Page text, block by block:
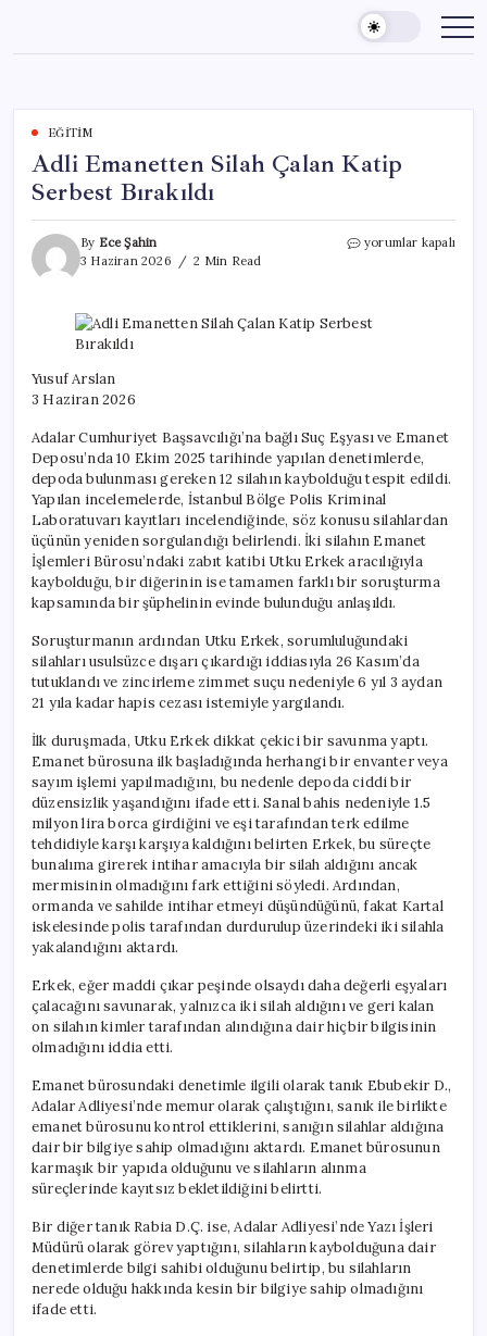
content
EĞITIM
Adli Emanetten Silah Çalan Katip
Serbest Bırakıldı
By Ece Şahin
3 Haziran 2026
2 Min Read
Adli
Katip
Serbest
yorumlar kapalı
Yusuf Arslan
3 Haziran 2026
Adalar Cumhuriyet Başsavcılığı’na bağlı Suç Eşyası ve Emanet
Deposu’nda 10 Ekim 2025 tarihinde yapılan denetimlerde,
depoda bulunması gereken 12 silahın kaybolduğu tespit edildi.
Yapılan incelemelerde, İstanbul Bölge Polis Kriminal
Laboratuvarı kayıtları incelendiğinde, söz konusu silahlardan
üçünün yeniden sorgulandığı belirlendi. İki silahın Emanet
İşlemleri Bürosu’ndaki zabıt katibi Utku Erkek aracılığıyla
kaybolduğu, bir diğerinin ise tamamen farklı bir soruşturma
kapsamında bir şüphelinin evinde bulunduğu anlaşıldı.
Soruşturmanın ardından Utku Erkek, sorumluluğundaki
silahları usulsüzce dışarı çıkardığı iddiasıyla 26 Kasım’da
tutuklandı ve zincirleme zimmet suçu nedeniyle 6 yıl 3 aydan
21 yıla kadar hapis cezası istemiyle yargılandı.
İlk duruşmada, Utku Erkek dikkat çekici bir savunma yaptı.
Emanet bürosuna ilk başladığında herhangi bir envanter veya
sayım işlemi yapılmadığını, bu nedenle depoda ciddi bir
düzensizlik yaşandığını ifade etti. Sanal bahis nedeniyle 1.5
milyon lira borca girdiğini ve eşi tarafından terk edilme
tehdidiyle karşı karşıya kaldığını belirten Erkek, bu süreçte
bunalıma girerek intihar amacıyla bir silah aldığını ancak
mermisinin olmadığını fark ettiğini söyledi. Ardından,
ormanda ve sahilde intihar etmeyi düşündüğünü, fakat Kartal
iskelesinde polis tarafından durdurulup üzerindeki iki silahla
yakalandığını aktardı.
Erkek, eğer maddi çıkar peşinde olsaydı daha değerli eşyaları
çalacağını savunarak, yalnızca iki silah aldığını ve geri kalan
on silahın kimler tarafından alındığına dair hiçbir bilgisinin
olmadığını iddia etti.
Emanet bürosundaki denetimle ilgili olarak tanık Ebubekir D.,
Adalar Adliyesi’nde memur olarak çalıştığını, sanık ile birlikte
emanet bürosunu kontrol ettiklerini, sanığın silahlar aldığına
dair bir bilgiye sahip olmadığını aktardı. Emanet bürosunun
karmaşık bir yapıda olduğunu ve silahların alınma
süreçlerinde kayıtsız bekletildiğini belirtti.
Bir diğer tanık Rabia D.Ç. ise, Adalar Adliyesi’nde Yazı İşleri
Müdürü olarak görev yaptığını, silahların kaybolduğuna dair
denetimlerde bilgi sahibi olduğunu belirtip, bu silahların
nerede olduğu hakkında kesin bir bilgiye sahip olmadığını
ifade etti.